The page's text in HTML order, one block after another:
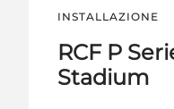
INSTALLAZIONE
RCF P
Stadium